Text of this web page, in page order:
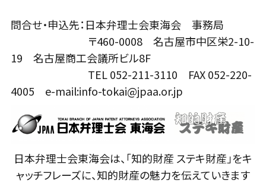
問合せ・申込先：日本弁理士会東海会 事務局
〒460-0008 名古屋市中区栄2-10-
19 名古屋商工会議所ビル8F
TEL 052-211-3110 FAX 052-220-
4005 e-mail:info-tokai@jpaa.or.jp
日本弁理士会東海会は、「知的財産 ステキ財産」をキ
ャッチフレーズに、知的財産の魅力を伝えていきます